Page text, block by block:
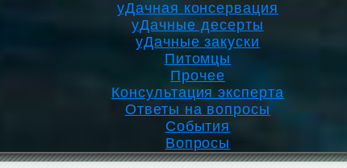
уДачная консервация
уДачные десерты
уДачные закуски
Питомцы
Прочее
Консультация эксперта
Ответы на вопросы
События
Вопросы